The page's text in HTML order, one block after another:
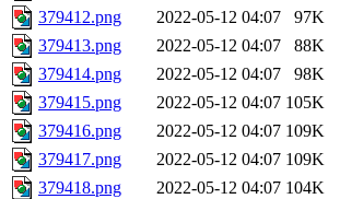
379412.png
2022-05-12 04:07
97K
379413.png
2022-05-12 04:07
88K
379414.png
2022-05-12 04:07
98K
379415.png
2022-05-12 04:07 105K
379416.png
2022-05-12 04:07 109K
379417.png
2022-05-12 04:07 109K
379418.png
2022-05-12 04:07 104K